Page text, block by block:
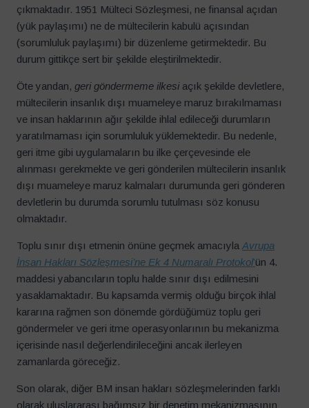
çıkmaktadır. 1951 Mülteci Sözleşmesi, ne finansal açıdan
(yük paylaşımı) ne de mültecilerin kabulü açısından
(sorumluluk paylaşımı) bir düzenleme getirmektedir. Bu
durum gittikçe sert bir şekilde eleştirilmektedir.
Öte yandan, geri göndermeme ilkesi açık şekilde devletlere,
mültecilerin insanlık dışı muameleye maruz bırakılmaması
ve insan haklarının ağır şekilde ihlal edileceği durumların
yaratılmaması için sorumluluk yüklemektedir. Bu nedenle,
geri itme gibi uygulamaların bu ilke çerçevesinde ele
alınması gerekmekte ve geri gönderilen mültecilerin insanlık
dışı muameleye maruz kalmaları durumunda geri gönderen
devletlerin bu durumda sorumlu tutulması söz konusu
olmaktadır.
Toplu sınır dışı etmenin önüne geçmek amacıyla Avrupa
İnsan Hakları Sözleşmesi’ne Ek 4 Numaralı Protokol’ün 4.
maddesi yabancıların toplu halde sınır dışı edilmesini
yasaklamaktadır. Bu kapsamda vermiş olduğu birçok ihlal
kararına rağmen son dönemde gördüğümüz toplu geri
göndermeler ve geri itme operasyonlarının bu mekanizma
içerisinde nasıl değerlendirileceğini ancak ilerleyen
zamanlarda göreceğiz.
Son olarak, diğer BM insan hakları sözleşmelerinden farklı
olarak uluslararası bağımsız bir denetim mekanizmasının